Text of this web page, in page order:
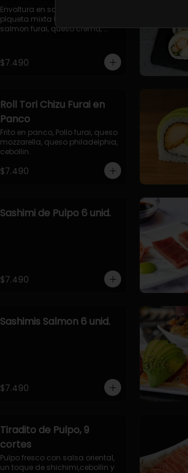
Envoltura en salmon fresco o
plqueta mixta (salmon-palta),
salmon furai, queso crema,
$7.490
Roll Tori Chizu Furai en
Panco
Frito en panco, Pollo furai, queso
mozzarella, queso philadelphia,
cebollin.
$7.490
Sashimi de Pulpo 6 unid.
$7.490
Sashimis Salmon 6 unid.
$7.490
Tiradito de Pulpo, 9
cortes
Pulpo fresco con salsa oriental,
un toque de shichimi,cebollin y